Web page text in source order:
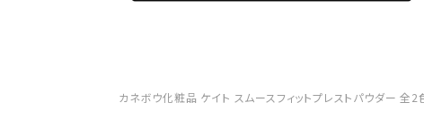
カネボウ化粧品 ケイト スムースフィットプレストパウダー